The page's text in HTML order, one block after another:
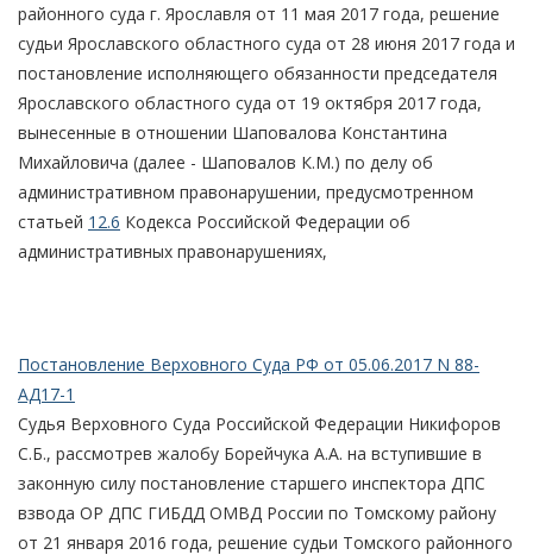
районного суда г. Ярославля от 11 мая 2017 года, решение
судьи Ярославского областного суда от 28 июня 2017 года и
постановление исполняющего обязанности председателя
Ярославского областного суда от 19 октября 2017 года,
вынесенные в отношении Шаповалова Константина
Михайловича (далее - Шаповалов К.М.) по делу об
административном правонарушении, предусмотренном
статьей 12.6 Кодекса Российской Федерации об
административных правонарушениях,
Постановление Верховного Суда РФ от 05.06.2017 N 88-
АД17-1
Судья Верховного Суда Российской Федерации Никифоров
С.Б., рассмотрев жалобу Борейчука А.А. на вступившие в
законную силу постановление старшего инспектора ДПС
взвода ОР ДПС ГИБДД ОМВД России по Томскому району
от 21 января 2016 года, решение судьи Томского районного